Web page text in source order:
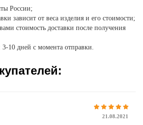
России;
зависит от веса изделия и его стоимости;
стоимость доставки после получения
3-10 дней с момента отправки.
21.08.2021